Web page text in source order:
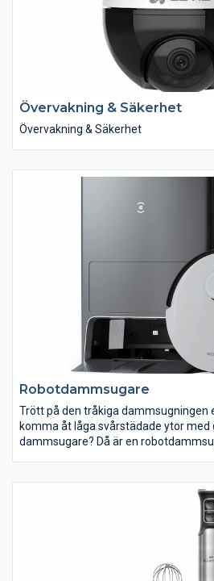
Övervakning & Säkerhet
Övervakning & Säkerhet
Robotdammsugare
Trött på den tråkiga dammsugningen
komma åt låga svårstädade ytor med
dammsugare? Då är en
En robotdammsugare är ett perfekt
dammsugare så du alltid kan komma
suger upp de minsta dammpartiklar,